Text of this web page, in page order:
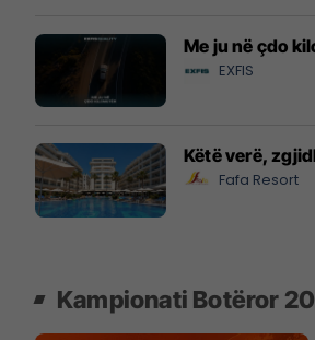
Me ju në çdo
EXFIS
Këtë verë,
Fafa Resort
Kampionati Botëror